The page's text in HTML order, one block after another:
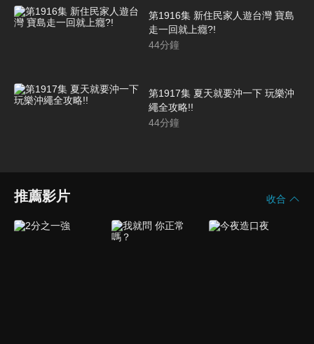
第1916集 新住民家人遊台灣 寶島
走一回就上癮?!
44分鐘
第1917集 夏天就要沖一下 玩樂沖
繩全攻略!!
44分鐘
推薦影片 收合